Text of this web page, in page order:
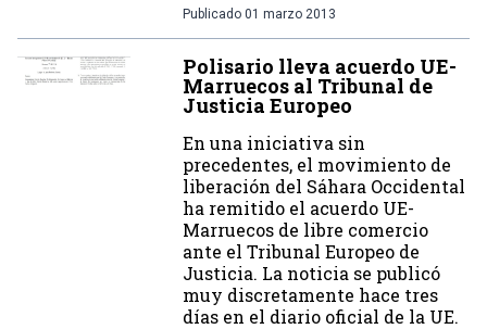
Publicado 01 marzo 2013
Polisario lleva acuerdo UE-
Marruecos al Tribunal de
Justicia Europeo
En una iniciativa sin
precedentes, el movimiento de
liberación del Sáhara Occidental
ha remitido el acuerdo UE-
Marruecos de libre comercio
ante el Tribunal Europeo de
Justicia. La noticia se publicó
muy discretamente hace tres
días en el diario oficial de la UE.